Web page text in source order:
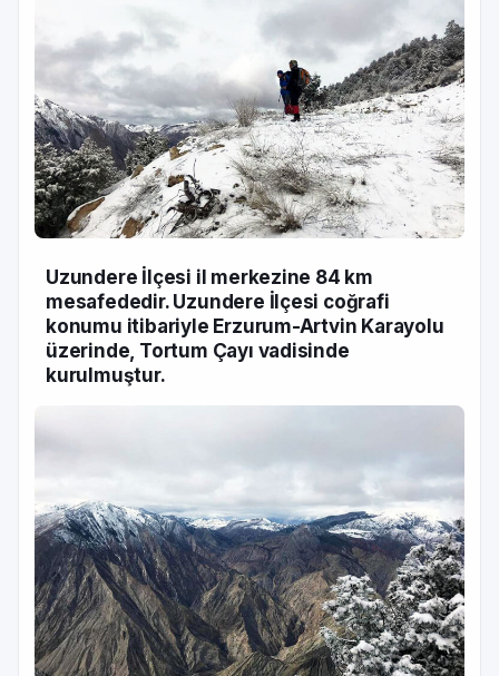
Uzundere İlçesi il merkezine 84 km
mesafededir. Uzundere İlçesi coğrafi
konumu itibariyle Erzurum-Artvin Karayolu
üzerinde, Tortum Çayı vadisinde
kurulmuştur.